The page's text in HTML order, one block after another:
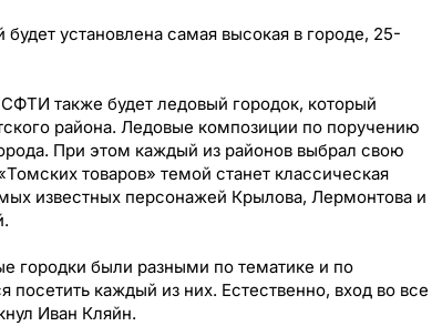
установлена самая высокая в городе, 25-
также будет ледовый городок, который
района. Ледовые композиции по поручению
При этом каждый из районов выбрал свою
товаров» темой станет классическая
известных персонажей Крылова, Лермонтова и
городки были разными по тематике и по
каждый из них. Естественно, вход во все
Иван Кляйн.